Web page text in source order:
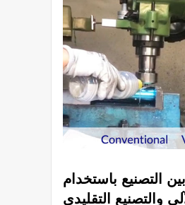
التصنيع باستخدام
والتصنيع التقليدي